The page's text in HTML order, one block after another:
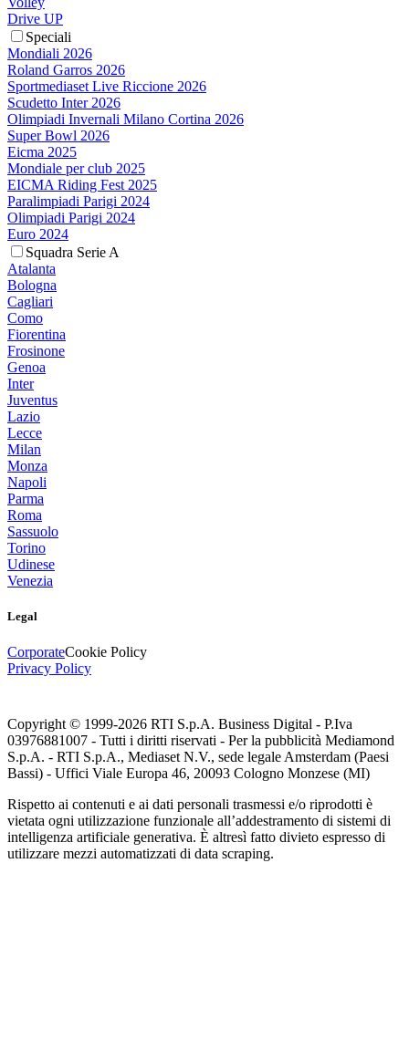
Drive UP
Speciali
Mondiali 2026
Roland Garros 2026
Sportmediaset Live Riccione 2026
Scudetto Inter 2026
Olimpiadi Invernali Milano Cortina 2026
Super Bowl 2026
Eicma 2025
Mondiale per club 2025
EICMA Riding Fest 2025
Paralimpiadi Parigi 2024
Olimpiadi Parigi 2024
Euro 2024
Squadra Serie A
Atalanta
Bologna
Cagliari
Como
Fiorentina
Frosinone
Genoa
Inter
Juventus
Lazio
Lecce
Milan
Monza
Napoli
Parma
Roma
Sassuolo
Torino
Udinese
Venezia
Legal
CorporateCookie Policy
Privacy Policy
Copyright © 1999-2026 RTI S.p.A. Business Digital - P.Iva
03976881007 - Tutti i diritti riservati - Per la pubblicità Mediamond
S.p.A. - RTI S.p.A., Mediaset N.V., sede legale Amsterdam (Paesi
Bassi) - Uffici Viale Europa 46, 20093 Cologno Monzese (MI)
Rispetto ai contenuti e ai dati personali trasmessi e/o riprodotti è
vietata ogni utilizzazione funzionale all’addestramento di sistemi di
intelligenza artificiale generativa. È altresì fatto divieto espresso di
utilizzare mezzi automatizzati di data scraping.